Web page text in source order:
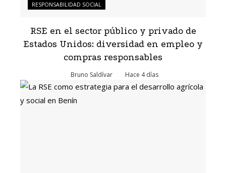
RESPONSABILIDAD SOCIAL
RSE en el sector público y privado de
Estados Unidos: diversidad en empleo y
compras responsables
Bruno Saldívar Hace 4 días